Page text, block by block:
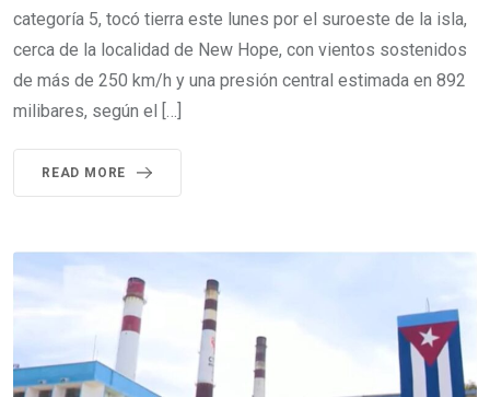
categoría 5, tocó tierra este lunes por el suroeste de la isla,
cerca de la localidad de New Hope, con vientos sostenidos
de más de 250 km/h y una presión central estimada en 892
milibares, según el […]
READ MORE